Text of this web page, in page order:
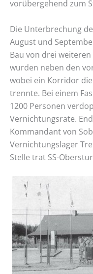
vorübergehend zum
Die Unterbrechung
August und
Bau von drei
wurden neben den
wobei ein Korridor
trennte. Bei einem
1200 Personen
Vernichtungsrate.
Kommandant von
Vernichtungslager
Stelle trat SS-